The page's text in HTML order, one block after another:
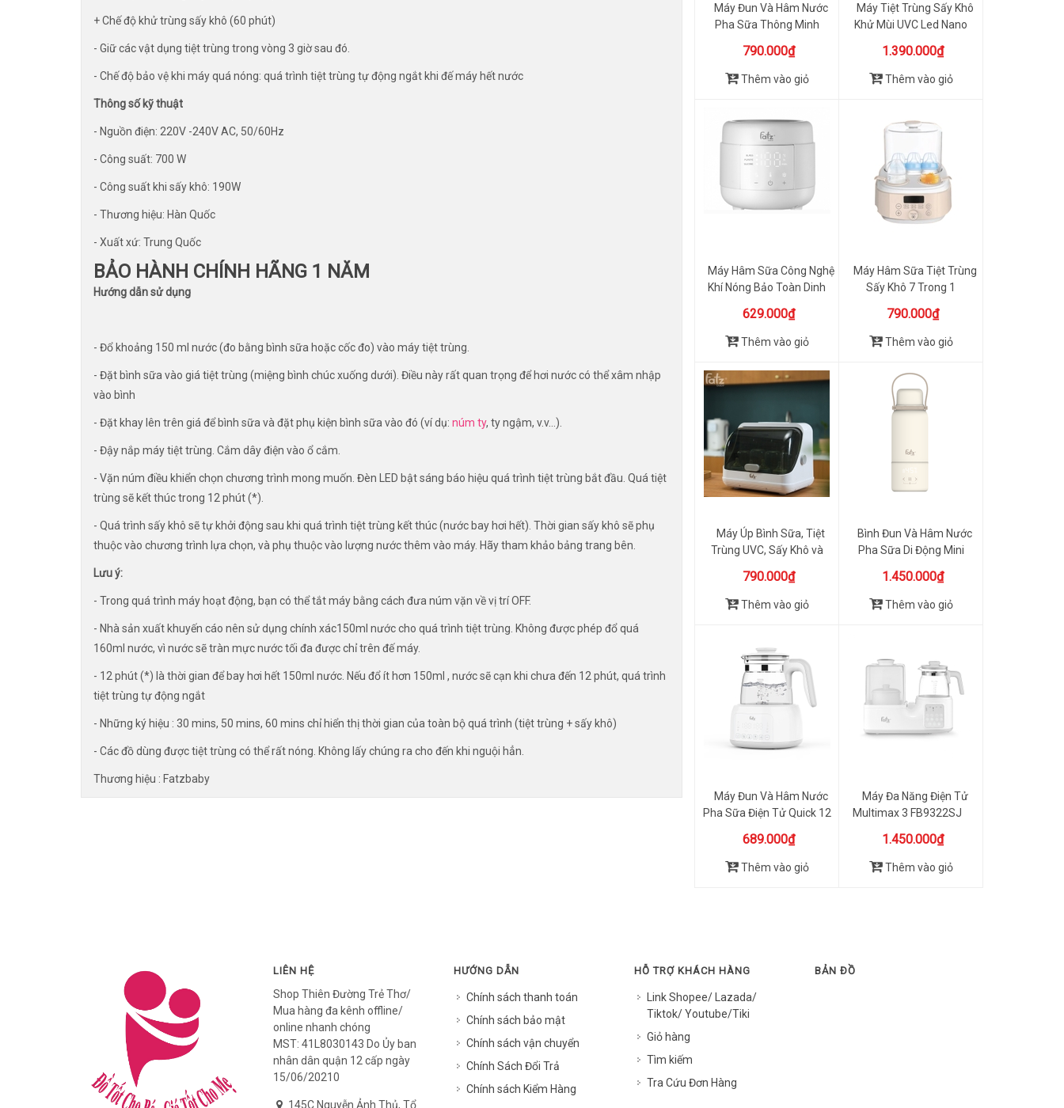
+ Chế độ khử trùng sấy khô (60 phút)
- Giữ các vật dụng tiệt trùng trong vòng 3 giờ sau đó.
- Chế độ bảo vệ khi máy quá nóng: quá trình tiệt trùng tự động ngắt khi đế máy hết nước
Thông số kỹ thuật
- Nguồn điện: 220V -240V AC, 50/60Hz
- Công suất: 700 W
- Công suất khi sấy khô: 190W
- Thương hiệu: Hàn Quốc
- Xuất xứ: Trung Quốc
BẢO HÀNH CHÍNH HÃNG 1 NĂM
Hướng dẫn sử dụng
- Đổ khoảng 150 ml nước (đo bằng bình sữa hoặc cốc đo) vào máy tiệt trùng.
- Đặt bình sữa vào giá tiệt trùng (miệng bình chúc xuống dưới). Điều này rất quan trọng để hơi nước có thể xâm nhập
vào bình
- Đặt khay lên trên giá để bình sữa và đặt phụ kiện bình sữa vào đó (ví dụ: núm ty, ty ngậm, v.v...).
- Đậy nắp máy tiệt trùng. Cắm dây điện vào ổ cắm.
- Vặn núm điều khiển chọn chương trình mong muốn. Đèn LED bật sáng báo hiệu quá trình tiệt trùng bắt đầu. Quá tiệt
trùng sẽ kết thúc trong 12 phút (*).
- Quá trình sấy khô sẽ tự khởi động sau khi quá trình tiệt trùng kết thúc (nước bay hơi hết). Thời gian sấy khô sẽ phụ
thuộc vào chương trình lựa chọn, và phụ thuộc vào lượng nước thêm vào máy. Hãy tham khảo bảng trang bên.
Lưu ý:
- Trong quá trình máy hoạt động, bạn có thể tắt máy bằng cách đưa núm vặn về vị trí OFF.
- Nhà sản xuất khuyến cáo nên sử dụng chính xác150ml nước cho quá trình tiệt trùng. Không được phép đổ quá
160ml nước, vì nước sẽ tràn mực nước tối đa được chỉ trên đế máy.
- 12 phút (*) là thời gian để bay hơi hết 150ml nước. Nếu đổ ít hơn 150ml , nước sẽ cạn khi chưa đến 12 phút, quá trình
tiệt trùng tự động ngắt
- Những ký hiệu : 30 mins, 50 mins, 60 mins chỉ hiển thị thời gian của toàn bộ quá trình (tiệt trùng + sấy khô)
- Các đồ dùng được tiệt trùng có thể rất nóng. Không lấy chúng ra cho đến khi nguội hẳn.
Thương hiệu : Fatzbaby
Máy Đun Và Hâm Nước
Pha Sữa Thông Minh
790.000₫
Thêm vào giỏ
Máy Tiệt Trùng Sấy Khô
Khử Mùi UVC Led Nano
1.390.000₫
Thêm vào giỏ
Máy Hâm Sữa Công Nghệ
Khí Nóng Bảo Toàn Dinh
629.000₫
Thêm vào giỏ
Máy Hâm Sữa Tiệt Trùng
Sấy Khô 7 Trong 1
790.000₫
Thêm vào giỏ
Máy Úp Bình Sữa, Tiệt
Trùng UVC, Sấy Khô và
790.000₫
Thêm vào giỏ
Bình Đun Và Hâm Nước
Pha Sữa Di Động Mini
1.450.000₫
Thêm vào giỏ
Máy Đun Và Hâm Nước
Pha Sữa Điện Tử Quick 12
689.000₫
Thêm vào giỏ
Máy Đa Năng Điện Tử
Multimax 3 FB9322SJ
1.450.000₫
Thêm vào giỏ
LIÊN HỆ
Shop Thiên Đường Trẻ Thơ/
Mua hàng đa kênh offline/
online nhanh chóng
MST: 41L8030143 Do Ủy ban
nhân dân quận 12 cấp ngày
15/06/20210
145C Nguyễn Ảnh Thủ, Tổ
HƯỚNG DẪN
Chính sách thanh toán
Chính sách bảo mật
Chính sách vận chuyển
Chính Sách Đổi Trả
Chính sách Kiểm Hàng
HỖ TRỢ KHÁCH HÀNG
Link Shopee/ Lazada/
Tiktok/ Youtube/Tiki
Giỏ hàng
Tìm kiếm
Tra Cứu Đơn Hàng
BẢN ĐỒ